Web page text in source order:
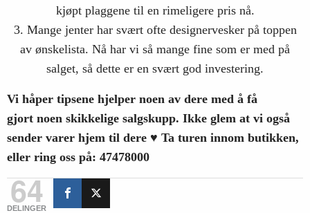
kjøpt plaggene til en rimeligere pris nå.
3. Mange jenter har svært ofte designervesker på toppen
av ønskelista. Nå har vi så mange fine som er med på
salget, så dette er en svært god investering.
Vi håper tipsene hjelper noen av dere med å få
gjort noen skikkelige salgskupp. Ikke glem at vi også
sender varer hjem til dere ♥ Ta turen innom butikken,
eller ring oss på: 47478000
64
DELINGER